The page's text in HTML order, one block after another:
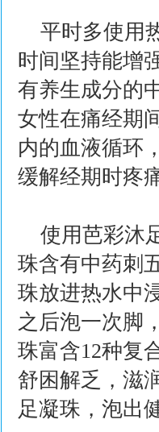
平时多使用
时间坚持能增
有养生成分的
女性在痛经期
内的血液循环
缓解经期时疼
使用芭彩沐
珠含有中药刺
珠放进热水中
之后泡一次脚
珠富含12种复
舒困解乏，滋
足凝珠，泡出